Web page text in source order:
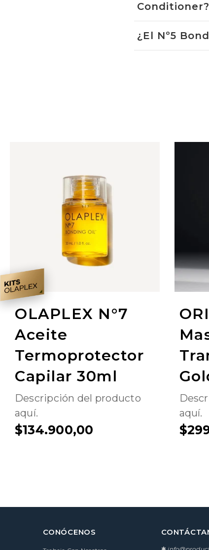
Conditioner?
¿El Nº5
OLAPLEX N°7
Aceite
Termoprotector
Capilar 30ml
Descripción del producto
aquí.
$134.900,00
aquí.
CONÓCENOS